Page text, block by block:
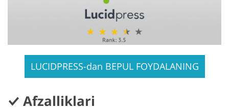
LUCIDPRESS-dan BEPUL FOYDALANING
Afzalliklari